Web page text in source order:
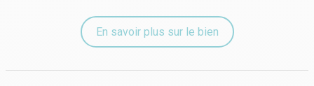
En savoir plus sur le bien